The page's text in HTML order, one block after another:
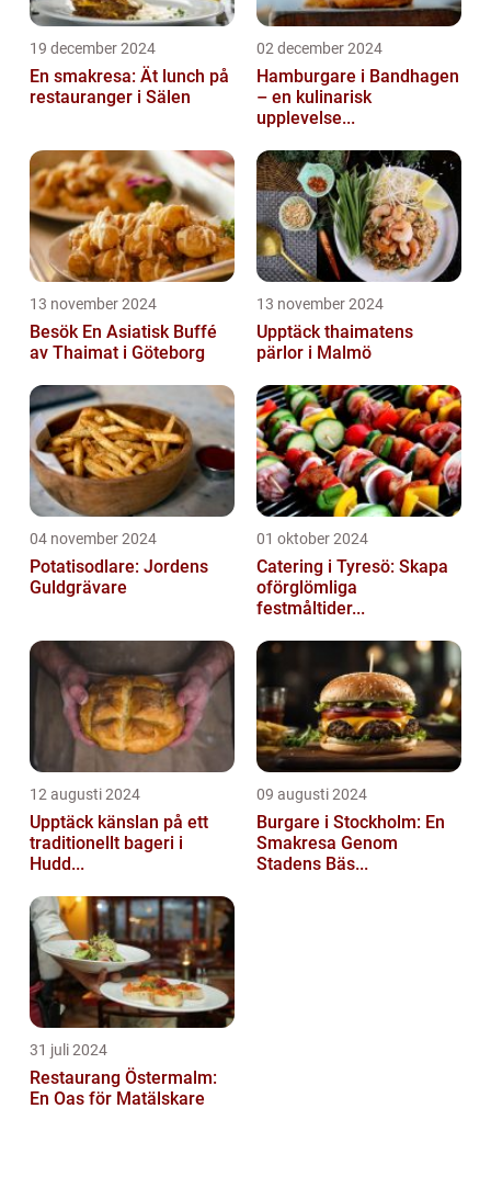
19 december 2024
En smakresa: Ät lunch på
restauranger i Sälen
02 december 2024
Hamburgare i Bandhagen
– en kulinarisk
upplevelse...
13 november 2024
Besök En Asiatisk Buffé
av Thaimat i Göteborg
13 november 2024
Upptäck thaimatens
pärlor i Malmö
04 november 2024
Potatisodlare: Jordens
Guldgrävare
01 oktober 2024
Catering i Tyresö: Skapa
oförglömliga
festmåltider...
12 augusti 2024
Upptäck känslan på ett
traditionellt bageri i
Hudd...
09 augusti 2024
Burgare i Stockholm: En
Smakresa Genom
Stadens Bäs...
31 juli 2024
Restaurang Östermalm:
En Oas för Matälskare